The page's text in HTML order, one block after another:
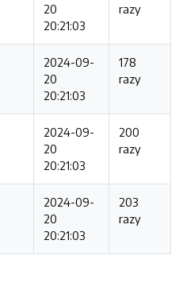
20
20:21:03
razy
2024-09-
20
20:21:03
178
razy
2024-09-
20
20:21:03
200
razy
2024-09-
20
20:21:03
203
razy